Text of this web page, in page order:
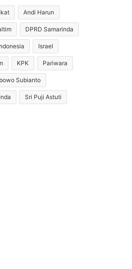
Andi Harun
DPRD Samarinda
Israel
KPK Pariwara
Subianto
Sri Puji Astuti